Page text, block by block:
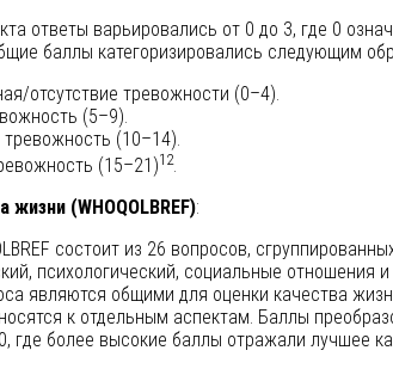
ответы варьировались от 0 до 3, где 0
баллы категоризировались следующим
отсутствие тревожности (0–4).
(5–9).
(10–14).
(15–21)12.
жизни (WHOQOLBREF):
состоит из 26 вопросов,
психологический, социальные отношения
являются общими для оценки качества
к отдельным аспектам. Баллы
где более высокие баллы отражали лучшее